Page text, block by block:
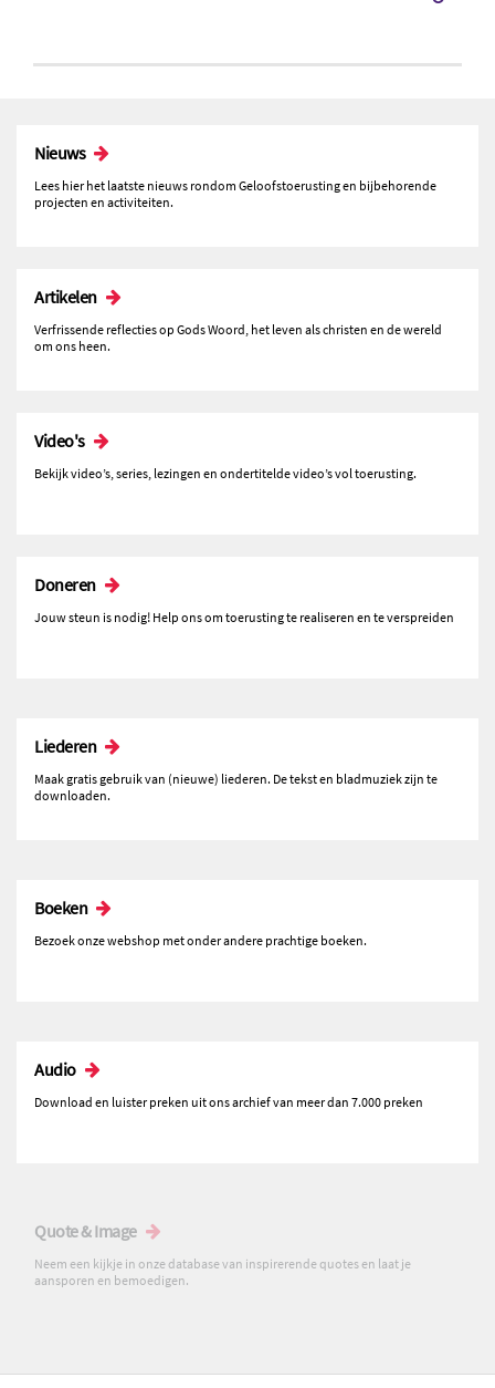
Nieuws
Lees hier het laatste nieuws rondom Geloofstoerusting en bijbehorende
projecten en activiteiten.
Artikelen
Verfrissende reflecties op Gods Woord, het leven als christen en de wereld
om ons heen.
Video's
Bekijk video’s, series, lezingen en ondertitelde video’s vol toerusting.
Doneren
Jouw steun is nodig! Help ons om toerusting te realiseren en te verspreiden
Liederen
Maak gratis gebruik van (nieuwe) liederen. De tekst en bladmuziek zijn te
downloaden.
Boeken
Bezoek onze webshop met onder andere prachtige boeken.
Audio
Download en luister preken uit ons archief van meer dan 7.000 preken
Quote & Image
Neem een kijkje in onze database van inspirerende quotes en laat je
aansporen en bemoedigen.